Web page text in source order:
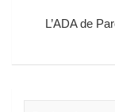
L’ADA de